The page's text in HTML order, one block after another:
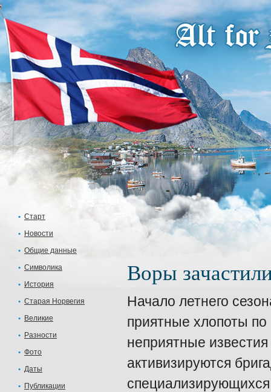
Старт
Новости
Общие данные
Символика
История
Старая Норвегия
Великие
Разности
Фото
Даты
Публикации
Воры
Начало летнего
приятные хлопоты по
неприятные
активизируются